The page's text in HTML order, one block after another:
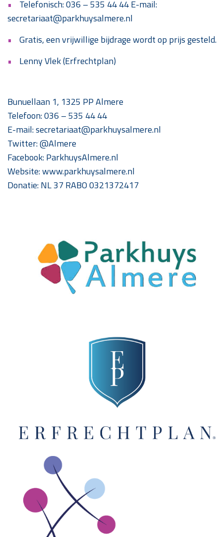
Telefonisch: 036 – 535 44 44 E-mail:
secretariaat@parkhuysalmere.nl
Gratis, een vrijwillige bijdrage wordt op prijs gesteld.
Lenny Vlek (Erfrechtplan)
Bunuellaan 1, 1325 PP Almere
Telefoon: 036 – 535 44 44
E-mail: secretariaat@parkhuysalmere.nl
Twitter: @Almere
Facebook: ParkhuysAlmere.nl
Website: www.parkhuysalmere.nl
Donatie: NL 37 RABO 0321372417